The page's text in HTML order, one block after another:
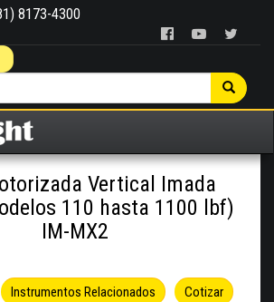
8173-4300
Vertical Imada
110 hasta 1100 lbf)
IM-MX2
Cotizar
Instrumentos Relacionados